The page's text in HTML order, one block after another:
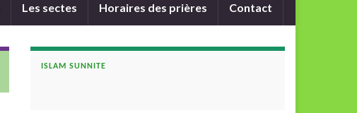
Les sectes Horaires des prières Contact
ISLAM SUNNITE